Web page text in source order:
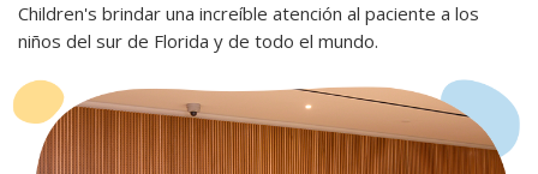
Children's brindar una increíble atención al paciente a los
niños del sur de Florida y de todo el mundo.